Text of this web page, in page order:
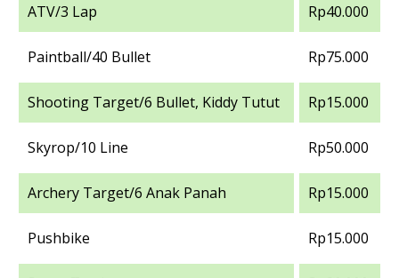
ATV/3 Lap Rp40.000
Paintball/40 Bullet Rp75.000
Shooting Target/6 Bullet, Kiddy Tutut Rp15.000
Skyrop/10 Line Rp50.000
Archery Target/6 Anak Panah Rp15.000
Pushbike Rp15.000